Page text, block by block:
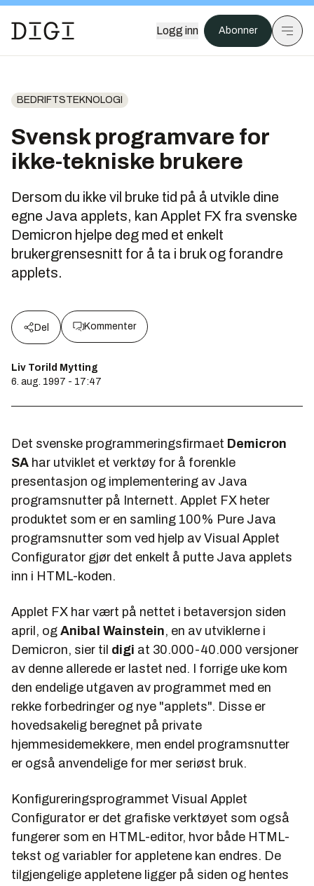
Logg inn Abonner
BEDRIFTSTEKNOLOGI
Svensk programvare for
ikke-tekniske brukere
Dersom du ikke vil bruke tid på å utvikle dine
egne Java applets, kan Applet FX fra svenske
Demicron hjelpe deg med et enkelt
brukergrensesnitt for å ta i bruk og forandre
applets.
Del Kommenter
Liv Torild Mytting
6. aug. 1997 - 17:47
Det svenske programmeringsfirmaet Demicron
SA har utviklet et verktøy for å forenkle
presentasjon og implementering av Java
programsnutter på Internett. Applet FX heter
produktet som er en samling 100% Pure Java
programsnutter som ved hjelp av Visual Applet
Configurator gjør det enkelt å putte Java applets
inn i HTML-koden.
Applet FX har vært på nettet i betaversjon siden
april, og Anibal Wainstein, en av utviklerne i
Demicron, sier til digi at 30.000-40.000 versjoner
av denne allerede er lastet ned. I forrige uke kom
den endelige utgaven av programmet med en
rekke forbedringer og nye "applets". Disse er
hovedsakelig beregnet på private
hjemmesidemekkere, men endel programsnutter
er også anvendelige for mer seriøst bruk.
Konfigureringsprogrammet Visual Applet
Configurator er det grafiske verktøyet som også
fungerer som en HTML-editor, hvor både HTML-
tekst og variabler for appletene kan endres. De
tilgjengelige appletene ligger på siden og hentes